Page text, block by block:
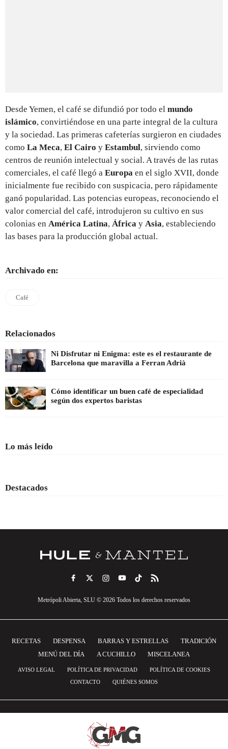
Desde Yemen, el café se difundió por todo el mundo
islámico, convirtiéndose en una parte integral de la cultura
y la sociedad. Las primeras cafeterías surgieron en ciudades
como La Meca, El Cairo y Estambul, sirviendo como
centros de reunión intelectual y social. A través de las rutas
comerciales, el café llegó a Europa en el siglo XVII, donde
inicialmente fue recibido con suspicacia, pero rápidamente
ganó popularidad. Las potencias europeas, reconociendo el
valor comercial del café, introdujeron su cultivo en sus
colonias en América Latina, África y Asia, estableciendo
las bases para la producción global actual.
Archivado en:
Café
Relacionados
Ni Disfrutar ni Enigma: este es el restaurante de
Barcelona que maravilla a Ferran Adrià
Cómo identificar un buen café de especialidad
según dos expertos baristas
Lo más leído
Destacados
Metrópoli Abierta, SLU © 2026 Todos los derechos reservados
RECETAS DESPENSA BARRAS Y ESTRELLAS
TRADICIÓN
MENÚ DEL DÍA
A CUCHILLO MISCELANEA
AVISO LEGAL POLÍTICA DE PRIVACIDAD
POLÍTICA DE COOKIES
CONTACTO
QUIÉNES SOMOS